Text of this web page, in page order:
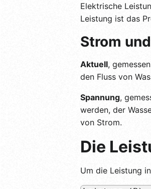
Elektrische
Leistung ist das
Strom
Aktuell,
den Fluss von
Spannung,
werden, der
von Strom.
Die
Um die Leistung